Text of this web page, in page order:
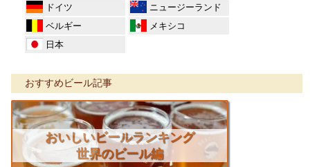
ドイツ
ニュージーランド
ベルギー
メキシコ
日本
おすすめビール記事
おいしいビールランキング
世界のビール編